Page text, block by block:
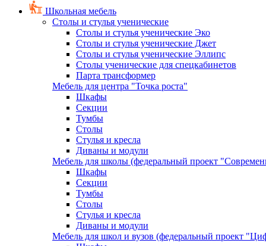
Школьная мебель
Столы и стулья ученические
Столы и стулья ученические Эко
Столы и стулья ученические Джет
Столы и стулья ученические Эллипс
Столы ученические для спецкабинетов
Парта трансформер
Мебель для центра "Точка роста"
Шкафы
Секции
Тумбы
Столы
Стулья и кресла
Диваны и модули
Мебель для школы (федеральный проект
Шкафы
Секции
Тумбы
Столы
Стулья и кресла
Диваны и модули
Мебель для школ и вузов (федеральный проект